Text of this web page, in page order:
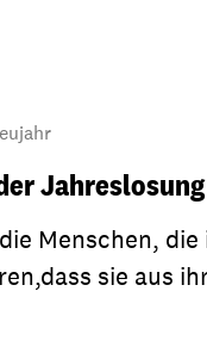
Menschen,
sie aus